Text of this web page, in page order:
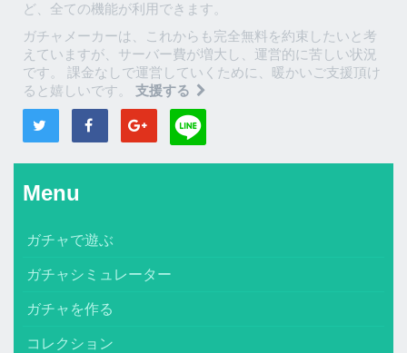
ど、全ての機能が利用できます。
ガチャメーカーは、これからも完全無料を約束したいと考
えていますが、サーバー費が増大し、運営的に苦しい状況
です。 課金なしで運営していくために、暖かいご支援頂け
ると嬉しいです。 支援する
Menu
ガチャで遊ぶ
ガチャシミュレーター
ガチャを作る
コレクション